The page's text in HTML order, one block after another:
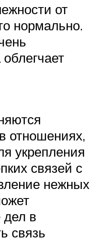
от
нормально.
отношениях,
укрепления
связей с
нежных
в
связь